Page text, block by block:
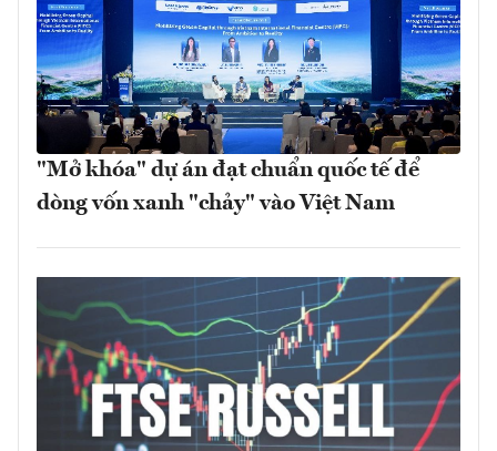
"Mở khóa" dự án đạt chuẩn quốc tế để
dòng vốn xanh "chảy" vào Việt Nam